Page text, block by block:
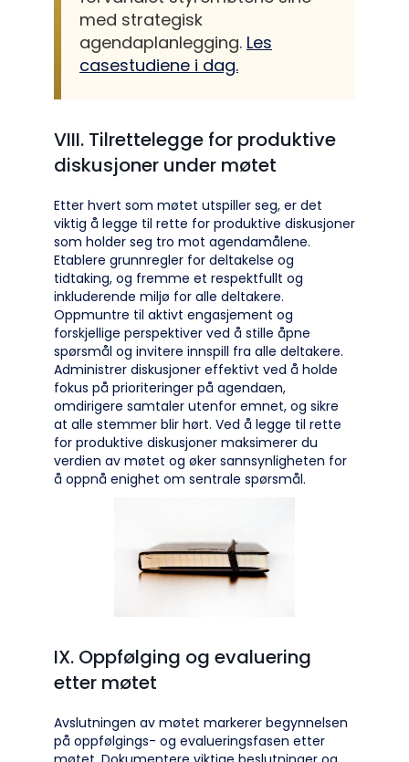
med strategisk
agendaplanlegging. Les
casestudiene i dag.
VIII. Tilrettelegge for produktive
diskusjoner under møtet
Etter hvert som møtet utspiller seg, er det
viktig å legge til rette for produktive diskusjoner
som holder seg tro mot agendamålene.
Etablere grunnregler for deltakelse og
tidtaking, og fremme et respektfullt og
inkluderende miljø for alle deltakere.
Oppmuntre til aktivt engasjement og
forskjellige perspektiver ved å stille åpne
spørsmål og invitere innspill fra alle deltakere.
Administrer diskusjoner effektivt ved å holde
fokus på prioriteringer på agendaen,
omdirigere samtaler utenfor emnet, og sikre
at alle stemmer blir hørt. Ved å legge til rette
for produktive diskusjoner maksimerer du
verdien av møtet og øker sannsynligheten for
å oppnå enighet om sentrale spørsmål.
IX. Oppfølging og evaluering
etter møtet
Avslutningen av møtet markerer begynnelsen
på oppfølgings- og evalueringsfasen etter